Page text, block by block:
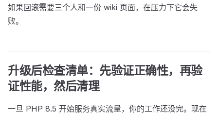
如果回滚需要三个人和一份 wiki 页面，在压力下它会失
败。
升级后检查清单：先验证正确性，再验
证性能，然后清理
一旦 PHP 8.5 开始服务真实流量，你的工作还没完。现在